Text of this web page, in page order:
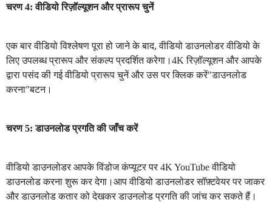
चरण 4: वीडियो रिज़ॉल्यूशन और प्रारूप चुनें
एक बार वीडियो विश्लेषण पूरा हो जाने के बाद, वीडियो डाउनलोडर वीडियो के
लिए उपलब्ध प्रारूप और संकल्प प्रदर्शित करेगा।4K रिज़ॉल्यूशन और आपके
द्वारा पसंद की गई वीडियो प्रारूप चुनें और उस पर क्लिक करें"डाउनलोड
करना"बटन।
चरण 5: डाउनलोड प्रगति की जाँच करें
वीडियो डाउनलोडर आपके विंडोज कंप्यूटर पर 4K YouTube वीडियो
डाउनलोड करना शुरू कर देगा।आप वीडियो डाउनलोडर सॉफ़्टवेयर पर जाकर
और डाउनलोड कतार को देखकर डाउनलोड प्रगति की जांच कर सकते हैं।